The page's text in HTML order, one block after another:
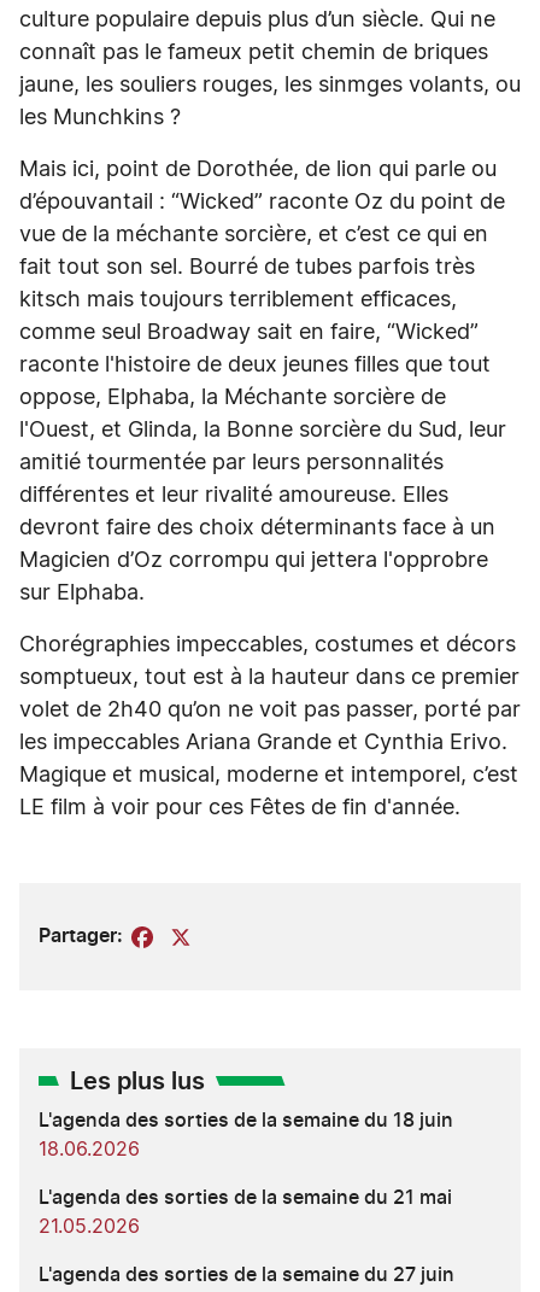
culture populaire depuis plus d’un siècle. Qui ne
connaît pas le fameux petit chemin de briques
jaune, les souliers rouges, les sinmges volants, ou
les Munchkins ?
Mais ici, point de Dorothée, de lion qui parle ou
d’épouvantail : “Wicked” raconte Oz du point de
vue de la méchante sorcière, et c’est ce qui en
fait tout son sel. Bourré de tubes parfois très
kitsch mais toujours terriblement efficaces,
comme seul Broadway sait en faire, “Wicked”
raconte l'histoire de deux jeunes filles que tout
oppose, Elphaba, la Méchante sorcière de
l'Ouest, et Glinda, la Bonne sorcière du Sud, leur
amitié tourmentée par leurs personnalités
différentes et leur rivalité amoureuse. Elles
devront faire des choix déterminants face à un
Magicien d’Oz corrompu qui jettera l'opprobre
sur Elphaba.
Chorégraphies impeccables, costumes et décors
somptueux, tout est à la hauteur dans ce premier
volet de 2h40 qu’on ne voit pas passer, porté par
les impeccables Ariana Grande et Cynthia Erivo.
Magique et musical, moderne et intemporel, c’est
LE film à voir pour ces Fêtes de fin d'année.
Partager: Facebook
Les plus lus
L'agenda des sorties de la semaine du 18 juin
18.06.2026
L'agenda des sorties de la semaine du 21 mai
21.05.2026
L'agenda des sorties de la semaine du 27 juin